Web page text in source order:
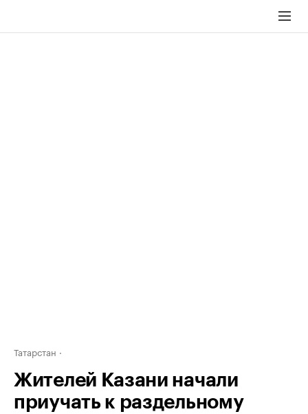
Татарстан
Жителей Казани начали
приучать к раздельному